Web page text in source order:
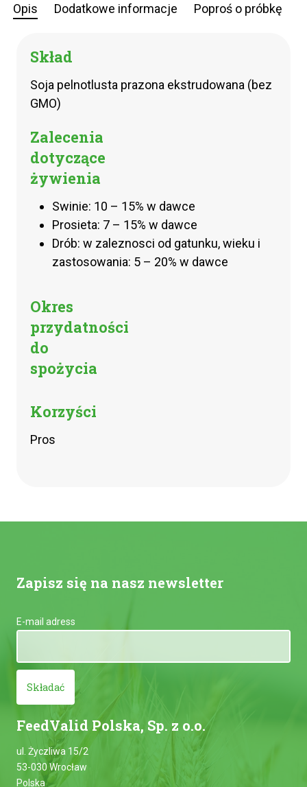
Opis Dodatkowe informacje Poproś o próbkę
Skład
Soja pelnotlusta prazona ekstrudowana (bez
GMO)
Zalecenia
dotyczące
żywienia
Swinie: 10 – 15% w dawce
Prosieta: 7 – 15% w dawce
Drób: w zaleznosci od gatunku, wieku i
zastosowania: 5 – 20% w dawce
Okres
przydatności
do
spożycia
Korzyści
Pros
Zapisz się na nasz newsletter
E-mail adress
Składać
FeedValid Polska, Sp. z o.o.
ul. Życzliwa 15/2
53-030 Wrocław
Polska